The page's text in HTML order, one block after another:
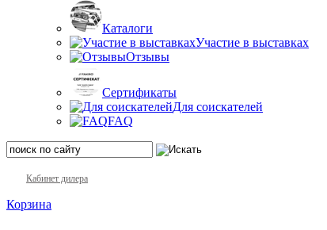
Каталоги
Участие в выставках
Отзывы
Сертификаты
Для соискателей
FAQ
Кабинет дилера
Корзина